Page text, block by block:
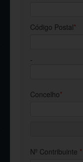
Código Postal*
-
Concelho*
Nº Contribuinte *